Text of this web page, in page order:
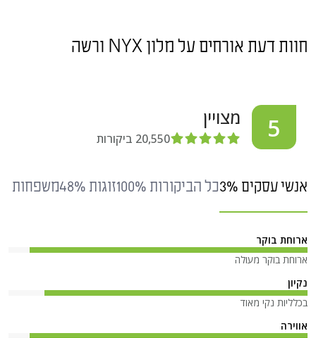
חוות דעת אורחים על מלון NYX ורשה
5 מצויין
20,550 ביקורות
אנשי עסקים 3% כל הביקורות 100% זוגות 48% משפחות 31%
ארוחת בוקר
ארוחת בוקר מעולה
נקיון
בכלליות נקי מאוד
אווירה